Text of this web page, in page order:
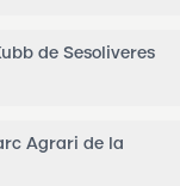
de Sesoliveres
Agrari de la